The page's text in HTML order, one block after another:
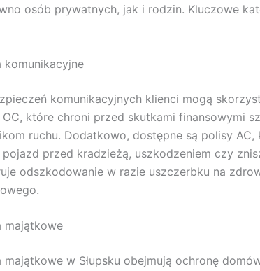
osób prywatnych, jak i rodzin. Kluczowe
komunikacyjne
komunikacyjnych klienci mogą
OC, które chroni przed skutkami finansowymi
ruchu. Dodatkowo, dostępne są polisy AC,
przed kradzieżą, uszkodzeniem czy
odszkodowanie w razie uszczerbku na
majątkowe
majątkowe w Słupsku obejmują ochronę